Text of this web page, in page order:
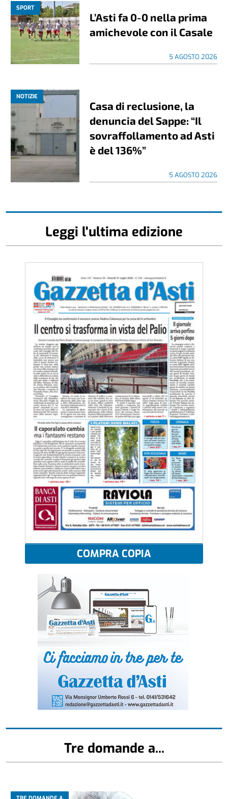
SPORT
L’Asti fa 0-0 nella prima
amichevole con il Casale
5 AGOSTO 2026
NOTIZIE
Casa di reclusione, la
denuncia del Sappe: “Il
sovraffollamento ad Asti
è del 136%”
5 AGOSTO 2026
Leggi l'ultima edizione
COMPRA COPIA
Tre domande a...